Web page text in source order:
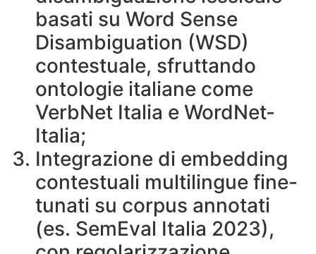
basati su Word Sense
Disambiguation (WSD)
contestuale, sfruttando
ontologie italiane come
VerbNet Italia e WordNet-
Italia;
Integrazione di embedding
contestuali multilingue fine-
tunati su corpus annotati
(es. SemEval Italia 2023),